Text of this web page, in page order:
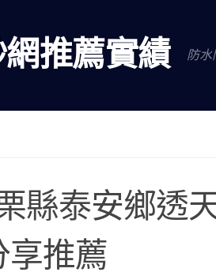
推薦實績 防水
縣泰安鄉透
享推薦